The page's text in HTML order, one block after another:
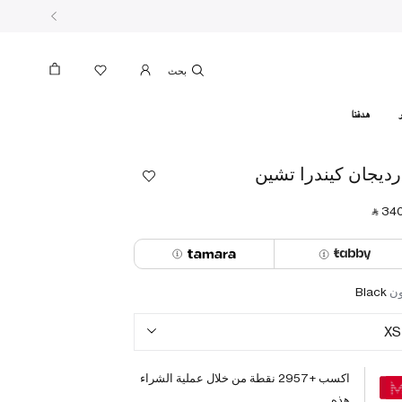
هدفنا
كيندرا تشين
⃁
Black
XS
اكسب +2957 نقطة من خلال عملية الشراء
هذه.